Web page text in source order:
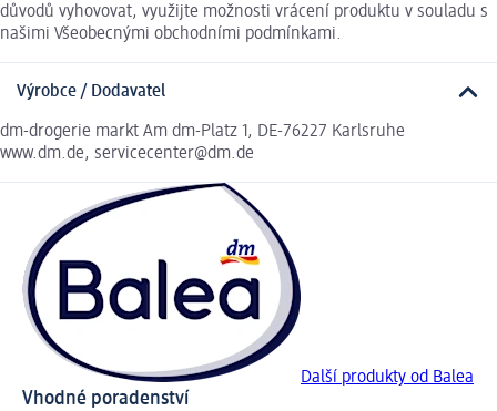
důvodů vyhovovat, využijte možnosti vrácení produktu v souladu s
našimi Všeobecnými obchodními podmínkami.
Výrobce / Dodavatel
dm-drogerie markt Am dm-Platz 1, DE-76227 Karlsruhe
www.dm.de, servicecenter@dm.de
Další produkty od Balea
Vhodné poradenství